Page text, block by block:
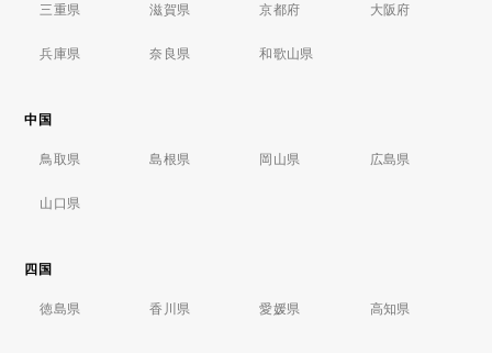
三重県 滋賀県 京都府 大阪府
兵庫県 奈良県 和歌山県
中国
鳥取県 島根県 岡山県 広島県
山口県
四国
徳島県 香川県 愛媛県 高知県